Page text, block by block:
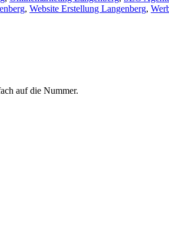
, Website Erstellung Langenberg,
auf die Nummer.